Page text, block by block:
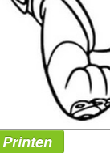
Printen